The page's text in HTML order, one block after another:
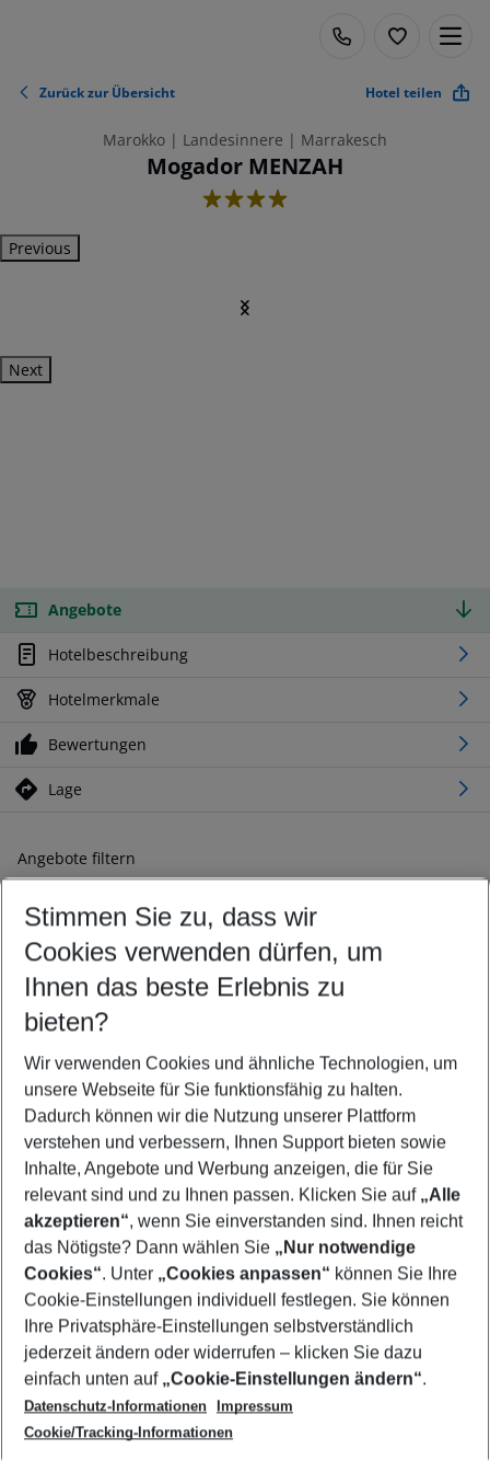
Zurück zur Übersicht Hotel teilen
Marokko | Landesinnere | Marrakesch
Mogador MENZAH
4
Previous
Next
Angebote
Hotelbeschreibung
Hotelmerkmale
Bewertungen
Lage
Angebote filtern
Ändern Sie Ihre Kriterien nach Ihren Wünschen
Abflughafen wählen
Beliebiger Abflughafen
Reisezeitraum wählen
08.08.26– 06.08.27 5-8 Nächte
2 Erwachsene Keine Kinder
Mehr Filter anzeigen
Footer
Footer navigation
Über uns
AGB
Cookie-Einstellungen ändern
Cookie-Richtlinie
Datenschutz
Service & Hilfe
Barrierefreies Reisen
Check-in
Folgen Sie uns
Stimmen Sie zu, dass wir
Cookies verwenden dürfen, um
Ihnen das beste Erlebnis zu
bieten?
Wir verwenden Cookies und ähnliche Technologien, um
unsere Webseite für Sie funktionsfähig zu halten.
Dadurch können wir die Nutzung unserer Plattform
verstehen und verbessern, Ihnen Support bieten sowie
Inhalte, Angebote und Werbung anzeigen, die für Sie
relevant sind und zu Ihnen passen. Klicken Sie auf „Alle
akzeptieren“, wenn Sie einverstanden sind. Ihnen reicht
das Nötigste? Dann wählen Sie „Nur notwendige
Cookies“. Unter „Cookies anpassen“ können Sie Ihre
Cookie-Einstellungen individuell festlegen. Sie können
Ihre Privatsphäre-Einstellungen selbstverständlich
jederzeit ändern oder widerrufen – klicken Sie dazu
einfach unten auf „Cookie-Einstellungen ändern“.
Datenschutz-Informationen
Impressum
Cookie/Tracking-Informationen